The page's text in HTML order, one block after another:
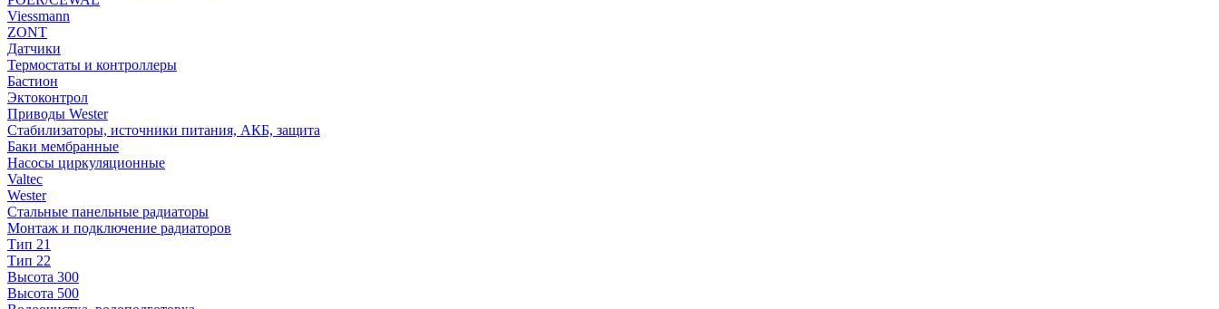
Viessmann
ZONT
Датчики
Термостаты и контроллеры
Бастион
Эктоконтрол
Приводы Wester
Стабилизаторы, источники питания, АКБ, защита
Баки мембранные
Насосы циркуляционные
Valtec
Wester
Стальные панельные радиаторы
Монтаж и подключение радиаторов
Тип 21
Тип 22
Высота 300
Высота 500